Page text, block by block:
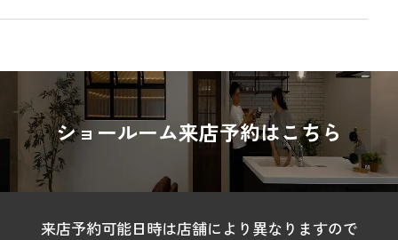
ショールーム来店予約はこちら
来店予約可能日時は店舗により異なりますので